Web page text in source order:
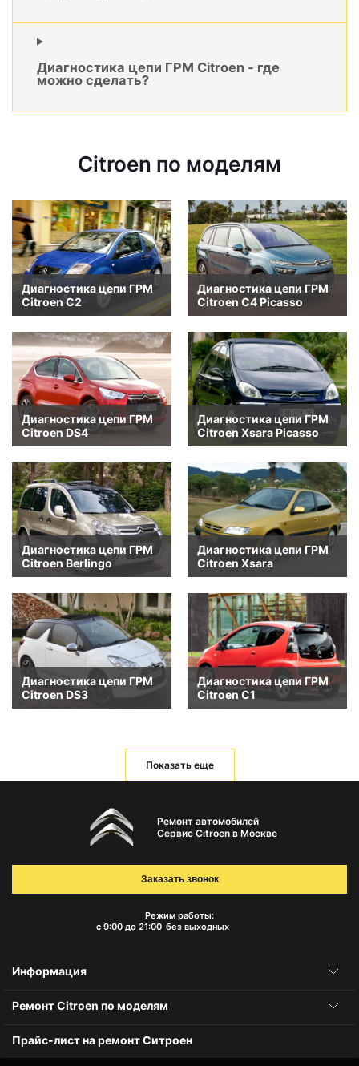
Диагностика цепи ГРМ Citroen - где
можно сделать?
Citroen по моделям
Диагностика цепи ГРМ
Citroen C2
Диагностика цепи ГРМ
Citroen C4 Picasso
Диагностика цепи ГРМ
Citroen DS4
Диагностика цепи ГРМ
Citroen Xsara Picasso
Диагностика цепи ГРМ
Citroen Berlingo
Диагностика цепи ГРМ
Citroen Xsara
Диагностика цепи ГРМ
Citroen DS3
Диагностика цепи ГРМ
Citroen C1
Показать еще
Ремонт автомобилей
Сервис Citroen в Москве
Режим работы:
с 9:00 до 21:00 без выходных
Заказать звонок
Информация
Ремонт Citroen по моделям
Прайс-лист на ремонт Ситроен